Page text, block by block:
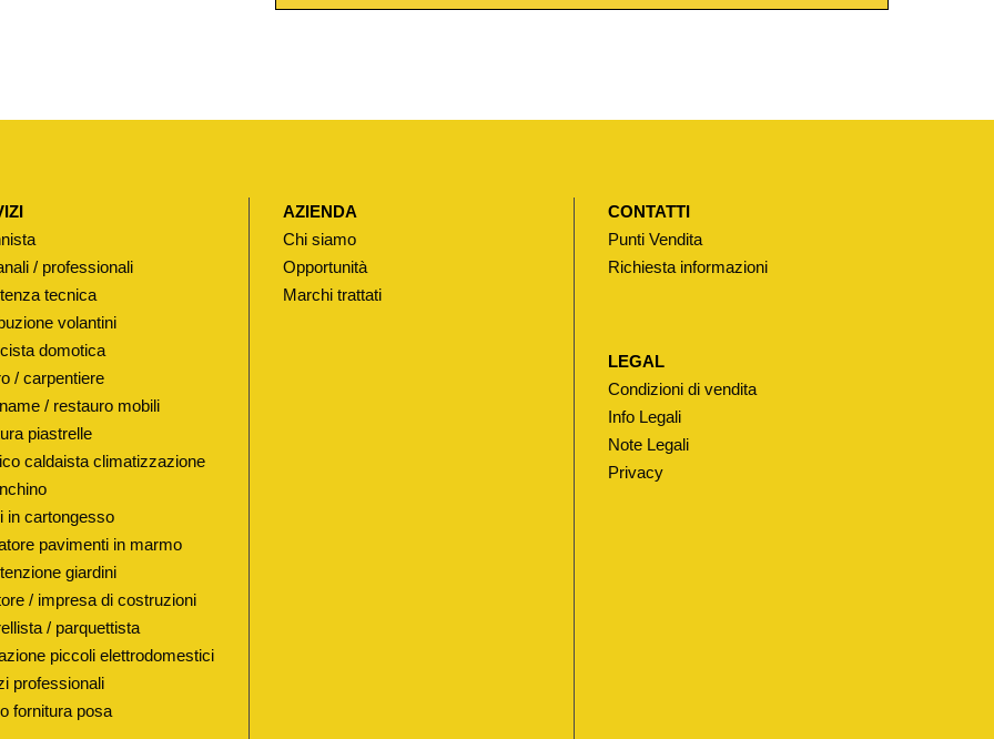
C
P
M
X
T
/ professionali
tecnica
volantini
domotica
/ carpentiere
/ restauro mobili
piastrelle
caldaista climatizzazione
in cartongesso
pavimenti in marmo
giardini
/ impresa di costruzioni
/ parquettista
piccoli elettrodomestici
professionali
fornitura posa
AZIENDA
Chi siamo
Opportunità
Marchi trattati
CONTATTI
Punti Vendita
Richiesta informazioni
LEGAL
Condizioni di vendita
Info Legali
Note Legali
Privacy